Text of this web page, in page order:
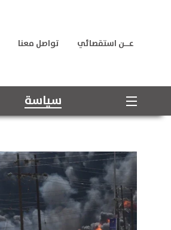
عــن استقصائي تواصل معنا
سياسة